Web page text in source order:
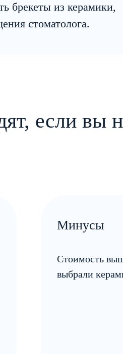
брекеты из керамики,
стоматолога.
если вы
Минусы
Стоимость
выбрали